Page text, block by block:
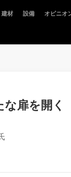
建材 設備 オピニオ
な扉を開